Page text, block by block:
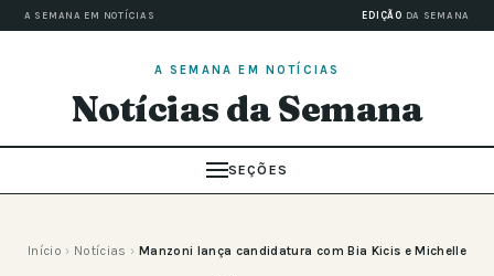
A SEMANA EM NOTÍCIAS EDIÇÃO DA SEMANA
A SEMANA EM NOTÍCIAS
Notícias da Semana
SEÇÕES
Início › Notícias › Manzoni lança candidatura com Bia Kicis e Michelle